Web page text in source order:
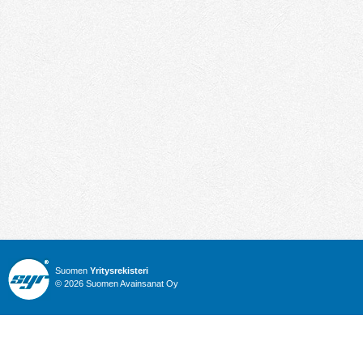
Suomen Yritysrekisteri
© 2026 Suomen Avainsanat Oy